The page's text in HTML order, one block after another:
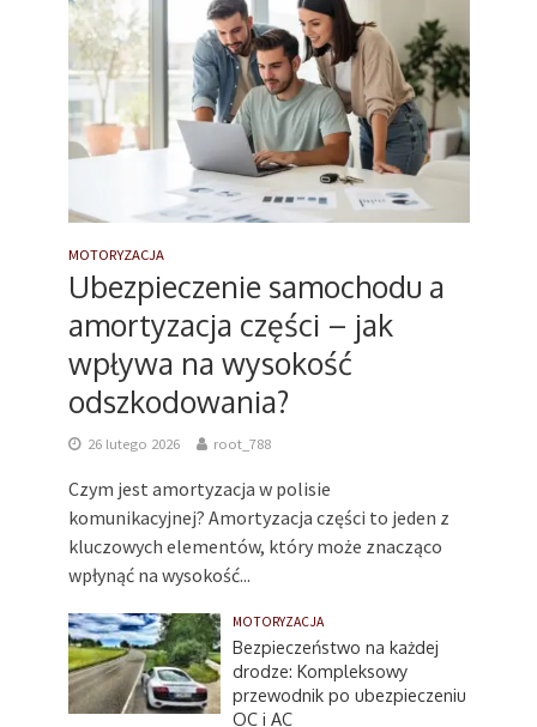
MOTORYZACJA
Ubezpieczenie samochodu a
amortyzacja części – jak
wpływa na wysokość
odszkodowania?
26 lutego 2026 root_788
Czym jest amortyzacja w polisie
komunikacyjnej? Amortyzacja części to jeden z
kluczowych elementów, który może znacząco
wpłynąć na wysokość...
MOTORYZACJA
Bezpieczeństwo na każdej
drodze: Kompleksowy
przewodnik po ubezpieczeniu
OC i AC